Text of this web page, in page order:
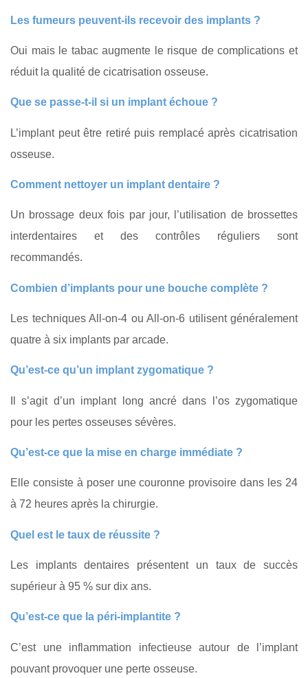
Les fumeurs peuvent‑ils recevoir des implants ?
Oui mais le tabac augmente le risque de complications et
réduit la qualité de cicatrisation osseuse.
Que se passe‑t‑il si un implant échoue ?
L’implant peut être retiré puis remplacé après cicatrisation
osseuse.
Comment nettoyer un implant dentaire ?
Un brossage deux fois par jour, l’utilisation de brossettes
interdentaires et des contrôles réguliers sont
recommandés.
Combien d’implants pour une bouche complète ?
Les techniques All‑on‑4 ou All‑on‑6 utilisent généralement
quatre à six implants par arcade.
Qu’est‑ce qu’un implant zygomatique ?
Il s’agit d’un implant long ancré dans l’os zygomatique
pour les pertes osseuses sévères.
Qu’est‑ce que la mise en charge immédiate ?
Elle consiste à poser une couronne provisoire dans les 24
à 72 heures après la chirurgie.
Quel est le taux de réussite ?
Les implants dentaires présentent un taux de succès
supérieur à 95 % sur dix ans.
Qu’est‑ce que la péri‑implantite ?
C’est une inflammation infectieuse autour de l’implant
pouvant provoquer une perte osseuse.